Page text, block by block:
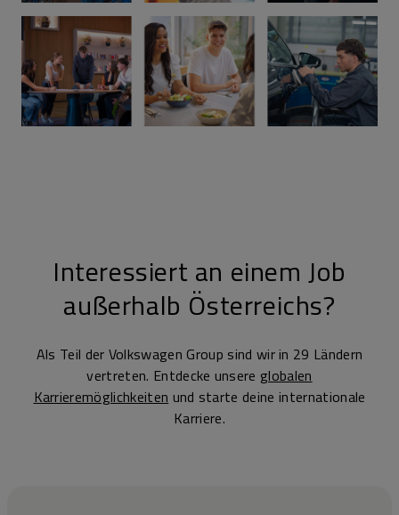
Interessiert an einem Job
außerhalb Österreichs?
Als Teil der Volkswagen Group sind wir in 29 Ländern
vertreten. Entdecke unsere globalen
Karrieremöglichkeiten und starte deine internationale
Karriere.